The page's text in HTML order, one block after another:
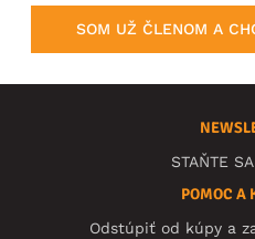
SOM UŽ ČLENOM A
STAŇTE
POMOC A
Odstúpiť od kúpy a